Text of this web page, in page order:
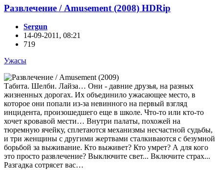
Развлечение / Amusement (2008) НDRір
Sergun
14-09-2011, 08:21
719
Ужасы
Табита. Шелби. Лайза… Они - давние друзья, на разных
жизненных дорогах. Их объединило ужасающее место, в
которое они попали из-за невинного на первый взгляд
инцидента, произошедшего еще в школе. Что-то или кто-то
хочет кровавой мести… Внутри палаты, похожей на
тюремную ячейку, сплетаются механизмы несчастной судьбы,
и три женщины с другими жертвами сталкиваются с безумной
борьбой за выживание. Кто выживет? Кто умрет? А для кого
это просто развлечение? Выключите свет... Включите страх...
Разгадка сотрясет вас…